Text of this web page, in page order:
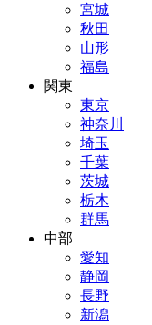
宮城
秋田
山形
福島
関東
東京
神奈川
埼玉
千葉
茨城
栃木
群馬
中部
愛知
静岡
長野
新潟